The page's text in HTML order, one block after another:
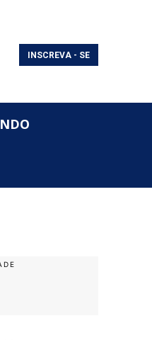
INSCREVA - SE